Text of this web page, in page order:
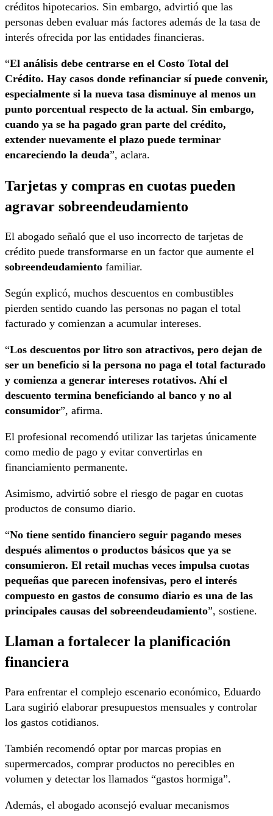
créditos hipotecarios. Sin embargo, advirtió que las
personas deben evaluar más factores además de la tasa de
interés ofrecida por las entidades financieras.
“El análisis debe centrarse en el Costo Total del
Crédito. Hay casos donde refinanciar sí puede convenir,
especialmente si la nueva tasa disminuye al menos un
punto porcentual respecto de la actual. Sin embargo,
cuando ya se ha pagado gran parte del crédito,
extender nuevamente el plazo puede terminar
encareciendo la deuda”, aclara.
Tarjetas y compras en cuotas pueden
agravar sobreendeudamiento
El abogado señaló que el uso incorrecto de tarjetas de
crédito puede transformarse en un factor que aumente el
sobreendeudamiento familiar.
Según explicó, muchos descuentos en combustibles
pierden sentido cuando las personas no pagan el total
facturado y comienzan a acumular intereses.
“Los descuentos por litro son atractivos, pero dejan de
ser un beneficio si la persona no paga el total facturado
y comienza a generar intereses rotativos. Ahí el
descuento termina beneficiando al banco y no al
consumidor”, afirma.
El profesional recomendó utilizar las tarjetas únicamente
como medio de pago y evitar convertirlas en
financiamiento permanente.
Asimismo, advirtió sobre el riesgo de pagar en cuotas
productos de consumo diario.
“No tiene sentido financiero seguir pagando meses
después alimentos o productos básicos que ya se
consumieron. El retail muchas veces impulsa cuotas
pequeñas que parecen inofensivas, pero el interés
compuesto en gastos de consumo diario es una de las
principales causas del sobreendeudamiento”, sostiene.
Llaman a fortalecer la planificación
financiera
Para enfrentar el complejo escenario económico, Eduardo
Lara sugirió elaborar presupuestos mensuales y controlar
los gastos cotidianos.
También recomendó optar por marcas propias en
supermercados, comprar productos no perecibles en
volumen y detectar los llamados “gastos hormiga”.
Además, el abogado aconsejó evaluar mecanismos